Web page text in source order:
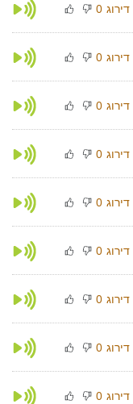
0 דירוג
0 דירוג
0 דירוג
0 דירוג
0 דירוג
0 דירוג
0 דירוג
0 דירוג
0 דירוג